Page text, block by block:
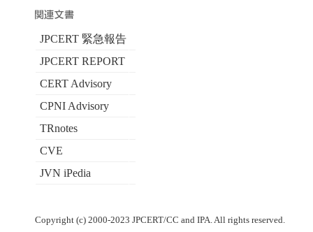
JPCERT 緊急報告
JPCERT REPORT
CERT Advisory
CPNI Advisory
TRnotes
CVE
JVN iPedia
Copyright (c) 2000-2023 JPCERT/CC and IPA. All rights reserved.